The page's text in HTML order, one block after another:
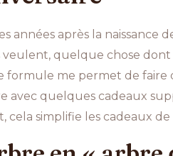
années après la naissance
veulent, quelque chose
formule me permet de faire
avec quelques cadeaux
simplifie les cadeaux